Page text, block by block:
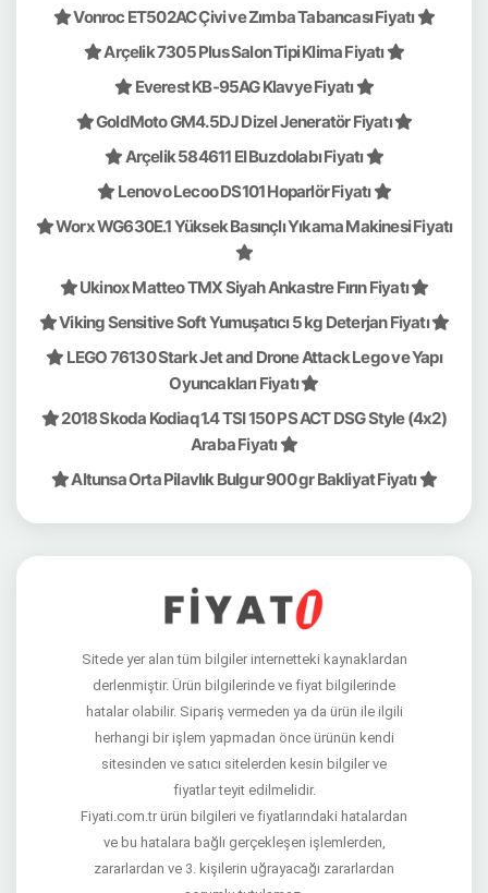
Vonroc ET502AC Çivi ve Zımba Tabancası Fiyatı
Arçelik 7305 Plus Salon Tipi Klima Fiyatı
Everest KB-95AG Klavye Fiyatı
GoldMoto GM4.5DJ Dizel Jeneratör Fiyatı
Arçelik 584611 EI Buzdolabı Fiyatı
Lenovo Lecoo DS101 Hoparlör Fiyatı
Worx WG630E.1 Yüksek Basınçlı Yıkama Makinesi Fiyatı
Ukinox Matteo TMX Siyah Ankastre Fırın Fiyatı
Viking Sensitive Soft Yumuşatıcı 5 kg Deterjan Fiyatı
LEGO 76130 Stark Jet and Drone Attack Lego ve Yapı
Oyuncakları Fiyatı
2018 Skoda Kodiaq 1.4 TSI 150 PS ACT DSG Style (4x2)
Araba Fiyatı
Altunsa Orta Pilavlık Bulgur 900 gr Bakliyat Fiyatı
Sitede yer alan tüm bilgiler internetteki kaynaklardan
derlenmiştir. Ürün bilgilerinde ve fiyat bilgilerinde
hatalar olabilir. Sipariş vermeden ya da ürün ile ilgili
herhangi bir işlem yapmadan önce ürünün kendi
sitesinden ve satıcı sitelerden kesin bilgiler ve
fiyatlar teyit edilmelidir.
Fiyati.com.tr ürün bilgileri ve fiyatlarındaki hatalardan
ve bu hatalara bağlı gerçekleşen işlemlerden,
zararlardan ve 3. kişilerin uğrayacağı zararlardan